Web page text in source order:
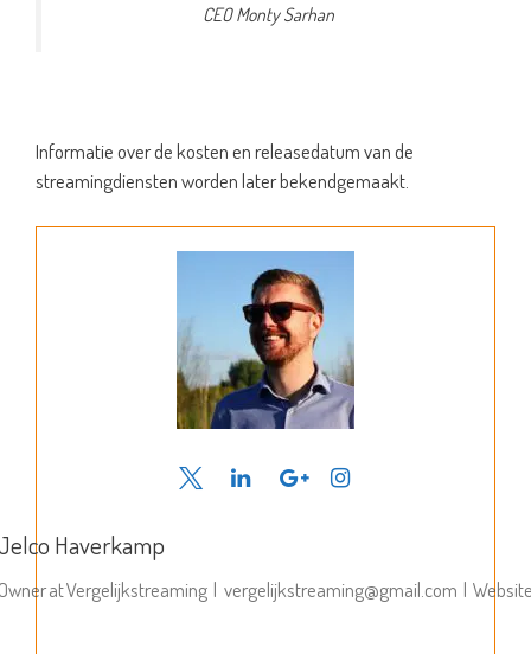
CEO Monty Sarhan
Informatie over de kosten en releasedatum van de
streamingdiensten worden later bekendgemaakt.
Haverkamp
atVergelijkstreaming | vergelijkstreaming@gmail.com |